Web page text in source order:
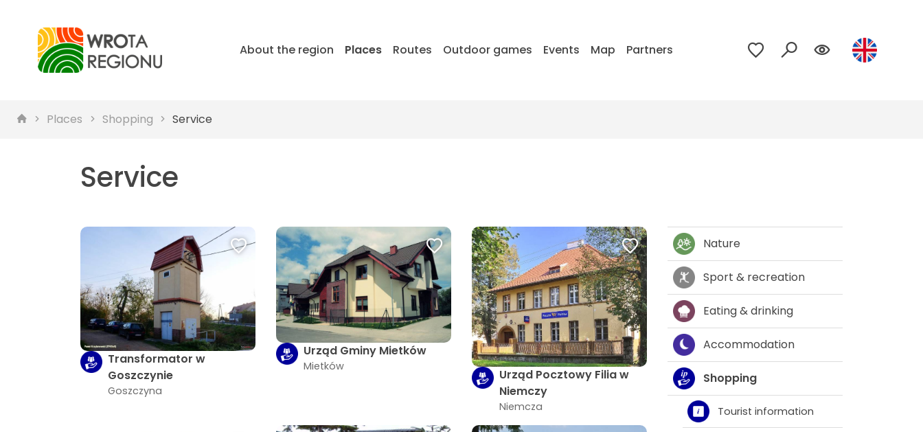
About the region Places Routes Outdoor games Events Map Partners
Places Shopping Service
Service
Transformator w
Goszczynie
Goszczyna
Urząd Gminy Mietków
Mietków
Urząd Pocztowy Filia w
Niemczy
Niemcza
Nature
Sport & recreation
Eating & drinking
Accommodation
Shopping
Tourist information